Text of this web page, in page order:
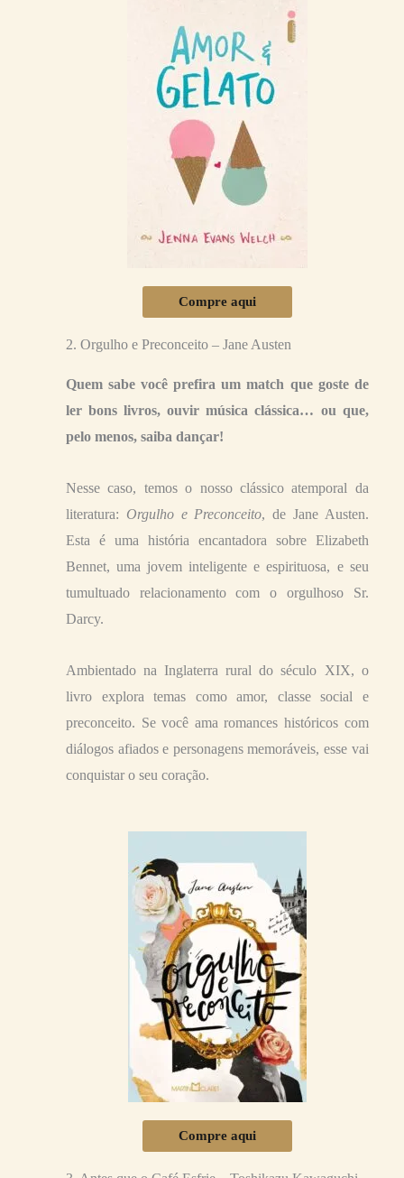
Compre aqui
2. Orgulho e Preconceito – Jane Austen
Quem sabe você prefira um match que goste de
ler bons livros, ouvir música clássica… ou que,
pelo menos, saiba dançar!
Nesse caso, temos o nosso clássico atemporal da
literatura: Orgulho e Preconceito, de Jane Austen.
Esta é uma história encantadora sobre Elizabeth
Bennet, uma jovem inteligente e espirituosa, e seu
tumultuado relacionamento com o orgulhoso Sr.
Darcy.
Ambientado na Inglaterra rural do século XIX, o
livro explora temas como amor, classe social e
preconceito. Se você ama romances históricos com
diálogos afiados e personagens memoráveis, esse vai
conquistar o seu coração.
Compre aqui